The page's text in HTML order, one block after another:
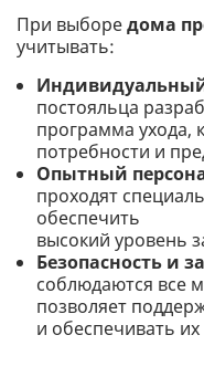
При выборедома
учитывать:
постояльца
программа ухода,
потребности и
Опытный
проходят
обеспечить
высокий уровень
Безопасность и
соблюдаются все
позволяет
и обеспечивать